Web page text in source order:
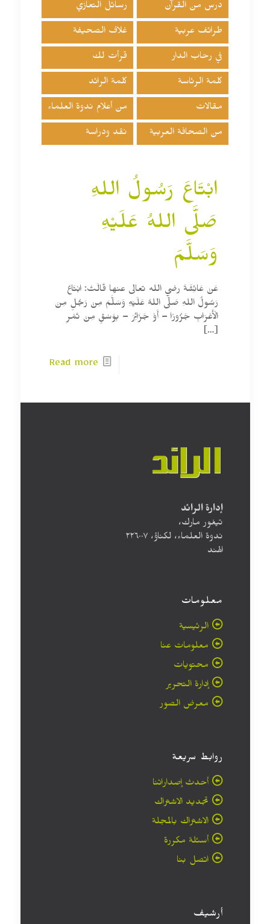
درس من القرآن رسائل التعازي
طرائف عربية غلاف الصحيفة
في رحاب الدار قرأت لك
كلمة الرئاسة كلمة الرائد
مقالات من أعلام ندوة العلماء
من الصحافة العربية نقد ودراسة
ابْتَاعَ رَسُولُ اللهِ
صَلَّى اللهُ عَلَيْهِ
وَسَلَّمَ
عَنْ عَائِشَةَ رضي الله تعالى عنها قَالَتْ: ابْتَاعَ
رَسُولُ اللهِ صَلَّى اللهُ عَلَيْهِ وَسَلَّمَ مِنْ رَجُلٍ مِنَ
الْأَعْرَابِ جَزُورًا – أَوْ جَزَائِرَ – بِوَسْقٍ مِنْ تَمْرِ
[…]
Read more
إدارة الرائد
تيغور مارك،
ندوة العلماء، لكناؤ، ۲۲٦۰۰۷
الهند
معلومات
الرئيسية
معلومات عنا
محتويات
إدارة التحرير
معرض الصور
روابط سريعة
أحدث إصداراتنا
تجديد الاشتراك
الاشتراك بالمجلة
أسئلة مكررة
اتصل بنا
أرشيف